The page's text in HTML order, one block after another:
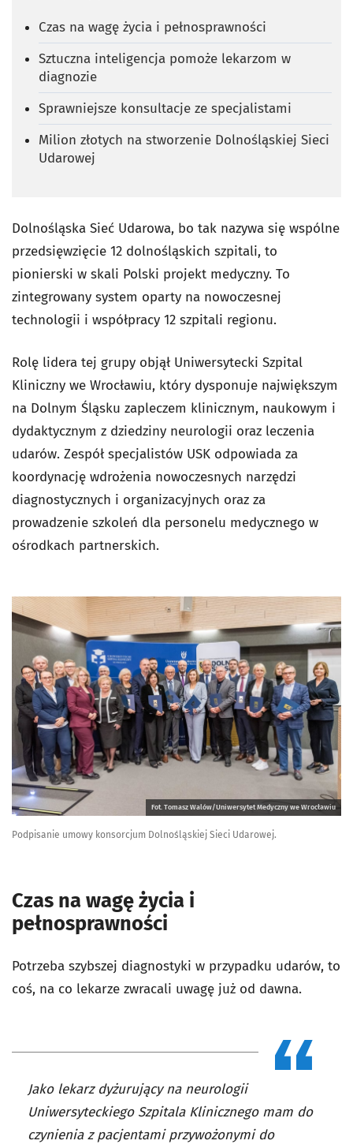
Czas na wagę życia i pełnosprawności
Sztuczna inteligencja pomoże lekarzom w
diagnozie
Sprawniejsze konsultacje ze specjalistami
Milion złotych na stworzenie Dolnośląskiej Sieci
Udarowej
Dolnośląska Sieć Udarowa, bo tak nazywa się wspólne
przedsięwzięcie 12 dolnośląskich szpitali, to
pionierski w skali Polski projekt medyczny. To
zintegrowany system oparty na nowoczesnej
technologii i współpracy 12 szpitali regionu.
Rolę lidera tej grupy objął Uniwersytecki Szpital
Kliniczny we Wrocławiu, który dysponuje największym
na Dolnym Śląsku zapleczem klinicznym, naukowym i
dydaktycznym z dziedziny neurologii oraz leczenia
udarów. Zespół specjalistów USK odpowiada za
koordynację wdrożenia nowoczesnych narzędzi
diagnostycznych i organizacyjnych oraz za
prowadzenie szkoleń dla personelu medycznego w
ośrodkach partnerskich.
Fot. Tomasz Walów/Uniwersytet Medyczny we Wrocławiu
Podpisanie umowy konsorcjum Dolnośląskiej Sieci Udarowej.
Czas na wagę życia i
pełnosprawności
Potrzeba szybszej diagnostyki w przypadku udarów, to
coś, na co lekarze zwracali uwagę już od dawna.
Jako lekarz dyżurujący na neurologii
Uniwersyteckiego Szpitala Klinicznego mam do
czynienia z pacjentami przywożonymi do